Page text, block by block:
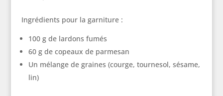
Ingrédients pour la garniture :
100 g de lardons fumés
60 g de copeaux de parmesan
Un mélange de graines (courge, tournesol, sésame,
lin)